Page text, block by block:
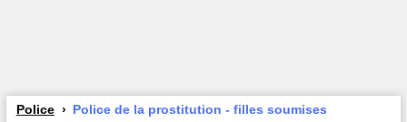
Police Police de la prostitution - filles soumises